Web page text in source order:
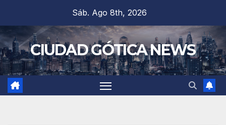
contenido
Sáb. Ago 8th, 2026
CIUDAD GÓTICA NEWS